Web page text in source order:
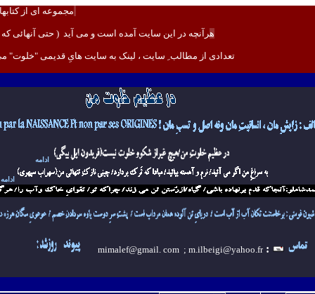
مجموعه ای از کتابها
هرآنچه در اين سايت آمده است و می آيد ( حتی آنهائی که
تعدادی از مطالب ِ سايت ، لينک به سايت هایِ قديمی "خلوت"
ادامه
ادامه
:
mimalef@gmail. com ; m.ilbeigi@yahoo.fr